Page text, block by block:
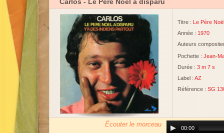
Titre : Le Père
Année : 1970
Auteurs
Pochette : Jean-
Durée : 3 m 7 s
Label : AZ
Référence : SG
Écouter le morceau
Player00:00